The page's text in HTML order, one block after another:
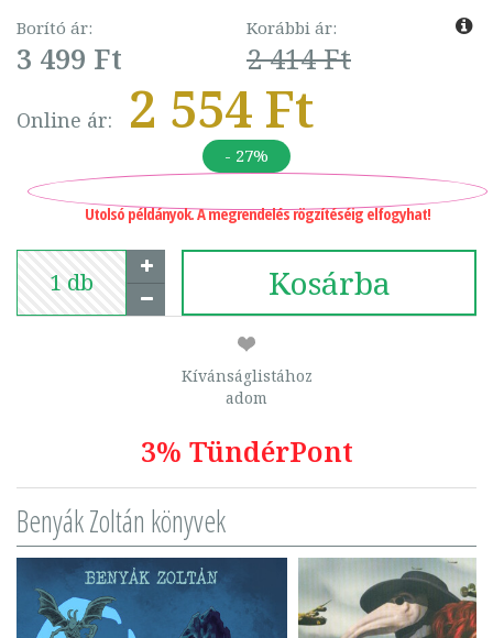
Borító ár:
3 499 Ft
Korábbi ár:
2 414 Ft
Online ár: 2 554 Ft
- 27%
Utolsó példányok. A megrendelés rögzítéséig elfogyhat!
Kosárba
Kívánságlistához
adom
3% TündérPont
Benyák Zoltán könyvek